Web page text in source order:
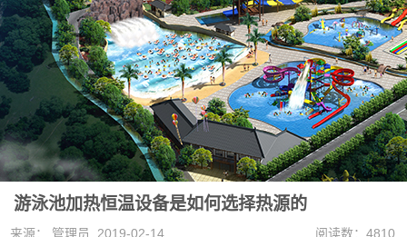
环流河设备
温泉水疗设备
游泳池设备
假山造型仿真树
游泳池加热恒温设备是如何选择热源的
来源： 管理员 2019-02-14 阅读数：4810